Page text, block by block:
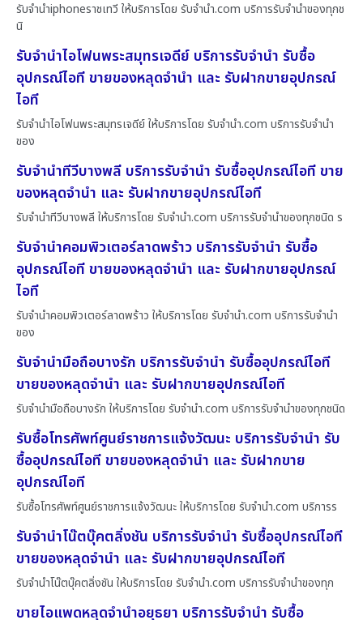
รับจำนำiphoneราชเทวี ให้บริการโดย รับจํานํา.com บริการรับจำนำของทุกช
นิ
รับจำนำไอโฟนพระสมุทรเจดีย์ บริการรับจำนำ รับซื้อ
อุปกรณ์ไอที ขายของหลุดจำนำ และ รับฝากขายอุปกรณ์
ไอที
รับจำนำไอโฟนพระสมุทรเจดีย์ ให้บริการโดย รับจํานํา.com บริการรับจำนำ
ของ
รับจำนำทีวีบางพลี บริการรับจำนำ รับซื้ออุปกรณ์ไอที ขาย
ของหลุดจำนำ และ รับฝากขายอุปกรณ์ไอที
รับจำนำทีวีบางพลี ให้บริการโดย รับจํานํา.com บริการรับจำนำของทุกชนิด ร
รับจำนำคอมพิวเตอร์ลาดพร้าว บริการรับจำนำ รับซื้อ
อุปกรณ์ไอที ขายของหลุดจำนำ และ รับฝากขายอุปกรณ์
ไอที
รับจำนำคอมพิวเตอร์ลาดพร้าว ให้บริการโดย รับจํานํา.com บริการรับจำนำ
ของ
รับจำนำมือถือบางรัก บริการรับจำนำ รับซื้ออุปกรณ์ไอที
ขายของหลุดจำนำ และ รับฝากขายอุปกรณ์ไอที
รับจำนำมือถือบางรัก ให้บริการโดย รับจํานํา.com บริการรับจำนำของทุกชนิด
รับซื้อโทรศัพท์ศูนย์ราชการแจ้งวัฒนะ บริการรับจำนำ รับ
ซื้ออุปกรณ์ไอที ขายของหลุดจำนำ และ รับฝากขาย
อุปกรณ์ไอที
รับซื้อโทรศัพท์ศูนย์ราชการแจ้งวัฒนะ ให้บริการโดย รับจํานํา.com บริการร
รับจำนำโน๊ตบุ๊คตลิ่งชัน บริการรับจำนำ รับซื้ออุปกรณ์ไอที
ขายของหลุดจำนำ และ รับฝากขายอุปกรณ์ไอที
รับจำนำโน๊ตบุ๊คตลิ่งชัน ให้บริการโดย รับจํานํา.com บริการรับจำนำของทุก
ขายไอแพดหลุดจำนำอยุธยา บริการรับจำนำ รับซื้อ